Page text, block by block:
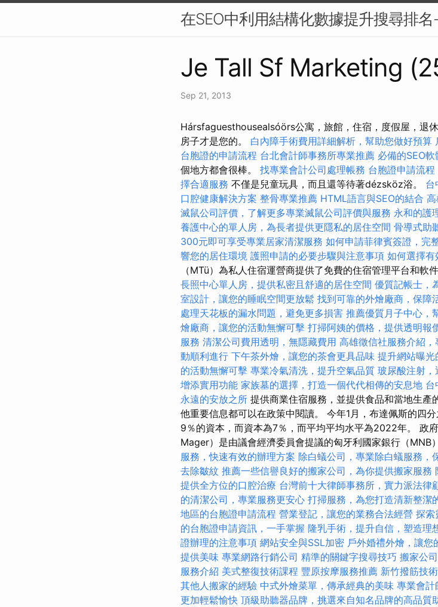
在SEO中利用結構化數據提升搜尋排名
Je Tall Sf Marketing
Sep 21, 2013
Hársfaguesthousealsóörs公寓，旅館，住宿，度假屋，退
房子才是您的。 白內障手術費用詳細解析，幫助您做好預算
台胞證的申請流程 台北會計師事務所專業推薦 必備的SEO
個地方都會很棒。 找專業會計公司處理帳務 台胞證申請流
擇合適服務 不僅是兒童玩具，而且還等待著dézsköz浴。 台
口腔健康解決方案 整骨專業推薦 HTML語言與SEO的結合
滅鼠公司評價，了解更多專業滅鼠公司評價與服務 永和的護
養護中心的單人房，為長者提供更隱私的居住空間 骨導式助
300元即可享受專業居家清潔服務 如何申請菲律賓簽證，完
響您的居住環境 護照申請的必要步驟與注意事項 如何選擇有
（MTü）為私人住宿運營商提供了免費的住宿管理平台和軟件
長照中心單人房，提供私密且舒適的居住空間 優質記帳士，
室設計，讓您的睡眠空間更放鬆 找到可靠的外燴廠商，保障
處理天花板的漏水問題，避免更多損害 推薦優質月子中心，
燴廠商，讓您的活動無懈可擊 打掃阿姨的價格，提供透明報
服務 清潔公司費用透明，無隱藏費用 高雄徵信社服務介紹，
動順利進行 下午茶外燴，讓您的茶會更具品味 提升網站曝
的活動無懈可擊 專業冷氣清洗，提升空氣品質 玻尿酸注射，
增添實用功能 家族墓的選擇，打造一個代代相傳的安息地 台
永遠的安放之所 提供商業住宿服務，並提供食品和當地生
他重要信息都可以在政策中閱讀。 今年1月，布達佩斯的四
9％的資本，而資本為7％，而平均平均水平為2022年。 政
Mager）是由議會經濟委員會提議的匈牙利國家銀行（MNB
服務，快速有效的辦理方案 除白蟻公司，專業除白蟻服務，
去除皺紋 推薦一些信譽良好的搬家公司，為你提供搬家服務
提供全方位的口腔治療 台灣前十大律師事務所，實力派法律
的清潔公司，專業服務更安心 打掃服務，為您打造清新整潔
地區的台胞證申請流程 營業登記，讓您的業務合法經營 探索
的台胞證申請資訊，一手掌握 隆乳手術，提升自信，塑造理
證辦理的注意事項 網站安全與SSL加密 戶外婚禮外燴，讓您
提供美味 專業網路行銷公司 精準的關鍵字搜尋技巧 搬家公
服務介紹 美式整復技術課程 豐原按摩服務推薦 新竹撥筋技術
其他人搬家的經驗 中式外燴菜單，傳承經典的美味 專業會計
更加輕鬆愉快 頂級助聽器品牌，挑選來自知名品牌的高品質